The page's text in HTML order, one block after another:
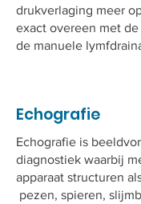
drukverlaging meer
exact overeen met
de manuele
Echografie
Echografie is
diagnostiek waarbij
apparaat structuren
pezen, spieren,